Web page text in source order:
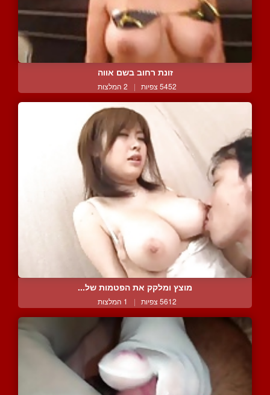
זונת רחוב בשם אווה
5452 צפיות | 2 המלצות
מוצץ ומלקק את הפטמות של...
5612 צפיות | 1 המלצות